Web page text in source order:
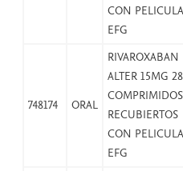
CON PELICULA
EFG
748174 ORAL
RIVAROXABAN
ALTER 15MG 28
COMPRIMIDOS
RECUBIERTOS
CON PELICULA
EFG